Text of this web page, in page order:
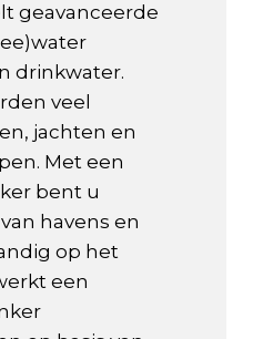
geavanceerde
drinkwater.
veel
jachten en
Met een
bent u
havens en
op het
een